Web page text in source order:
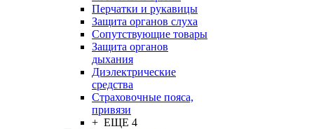
Перчатки и рукавицы
Защита органов слуха
Сопутствующие товары
Защита органов
дыхания
Диэлектрические
средства
Страховочные пояса,
привязи
+ ЕЩЕ 4